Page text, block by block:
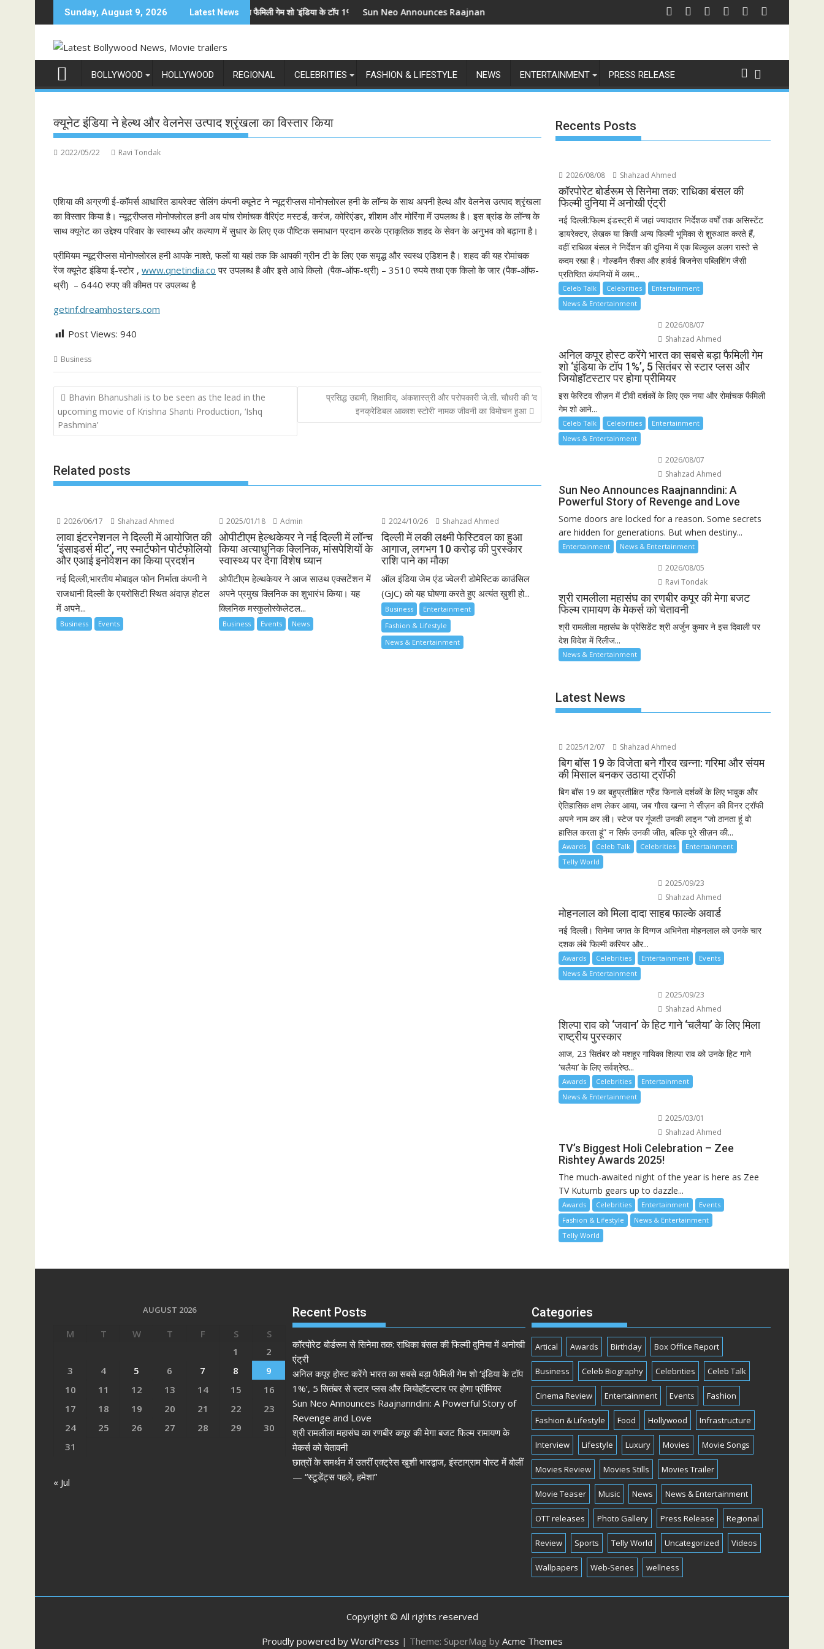
to
Sunday, August 9, 2026 Latest News
दुनिया में अनोखी एंट्री अनिल कपूर होस्ट करेंगे भारत का सबसे बड़ा फैमिली गेम शो 'इंडिया के टॉप 1%', 5 सितंबर से स्टार प्लस और जियोहॉटस्टार पर होगा प्रीमियर
Sun Neo Announces Raajnanndini: A Powerful Story of Revenge and Loveश्री रामलीला महासंघ का रणबीर कपूर की मेगा बजट फिल्म रामायण के मेकर्स को चेतावनी
BOLLYWOOD HOLLYWOOD REGIONAL CELEBRITIES FASHION & LIFESTYLE NEWS ENTERTAINMENT PRESS RELEASE
क्यूनेट इंडिया ने हेल्थ और वेलनेस उत्पाद श्रृंखला का विस्तार किया
2022/05/22 Ravi Tondak
एशिया की अग्रणी ई-कॉमर्स आधारित डायरेक्ट सेलिंग कंपनी क्यूनेट ने न्यूट्रीप्लस मोनोफ्लोरल हनी के लॉन्च के साथ अपनी हेल्थ और वेलनेस उत्पाद श्रृंखला
का विस्तार किया है। न्यूट्रीप्लस मोनोफ्लोरल हनी अब पांच रोमांचक वैरिएंट मस्टर्ड, करंज, कोरिएंडर, शीशम और मोरिंगा में उपलब्ध है। इस ब्रांड के लॉन्च के
साथ क्यूनेट का उद्देश्य परिवार के स्वास्थ्य और कल्याण में सुधार के लिए एक पौष्टिक समाधान प्रदान करके प्राकृतिक शहद के सेवन के अनुभव को बढ़ाना है।
प्रीमियम न्यूट्रीप्लस मोनोफ्लोरल हनी आपके नाश्ते, फलों या यहां तक कि आपकी ग्रीन टी के लिए एक समृद्ध और स्वस्थ एडिशन है। शहद की यह रोमांचक
रेंज क्यूनेट इंडिया ई-स्टोर , www.qnetindia.co पर उपलब्ध है और इसे आधे किलो (पैक-ऑफ-थ्री) – 3510 रुपये तथा एक किलो के जार (पैक-ऑफ-
थ्री) – 6440 रुपए की कीमत पर उपलब्ध है
getinf.dreamhosters.com
Post Views: 940
Business
Post
navigation
Bhavin Bhanushali is to be seen as the lead in the
upcoming movie of Krishna Shanti Production, ‘Ishq
Pashmina’
प्रसिद्ध उद्यमी, शिक्षाविद्, अंकशास्त्री और परोपकारी जे.सी. चौधरी की ‘द
इनक्रेडिबल आकाश स्टोरी’ नामक जीवनी का विमोचन हुआ
Related posts
2026/06/17 Shahzad Ahmed
लावा इंटरनेशनल ने दिल्ली में आयोजित की
‘इंसाइडर्स मीट’, नए स्मार्टफोन पोर्टफोलियो
और एआई इनोवेशन का किया प्रदर्शन
नई दिल्ली,भारतीय मोबाइल फोन निर्माता कंपनी ने
राजधानी दिल्ली के एयरोसिटी स्थित अंदाज़ होटल
में अपने...
Business Events
2025/01/18 Admin
ओपीटीएम हेल्थकेयर ने नई दिल्ली में लॉन्च
किया अत्याधुनिक क्लिनिक, मांसपेशियों के
स्वास्थ्य पर देगा विशेष ध्यान
ओपीटीएम हेल्थकेयर ने आज साउथ एक्सटेंशन में
अपने प्रमुख क्लिनिक का शुभारंभ किया। यह
क्लिनिक मस्कुलोस्केलेटल...
Business Events News
2024/10/26 Shahzad Ahmed
दिल्ली में लकी लक्ष्मी फेस्टिवल का हुआ
आगाज, लगभग 10 करोड़ की पुरस्कार
राशि पाने का मौका
ऑल इंडिया जेम एंड ज्वेलरी डोमेस्टिक काउंसिल
(GJC) को यह घोषणा करते हुए अत्यंत ख़ुशी हो...
Business
Entertainment
Fashion & Lifestyle
News & Entertainment
Recents Posts
2026/08/08 Shahzad Ahmed
कॉरपोरेट बोर्डरूम से सिनेमा तक: राधिका बंसल की
फिल्मी दुनिया में अनोखी एंट्री
नई दिल्ली:फिल्म इंडस्ट्री में जहां ज्यादातर निर्देशक वर्षों तक असिस्टेंट
डायरेक्टर, लेखक या किसी अन्य फिल्मी भूमिका से शुरुआत करते हैं,
वहीं राधिका बंसल ने निर्देशन की दुनिया में एक बिल्कुल अलग रास्ते से
कदम रखा है। गोल्डमैन सैक्स और हार्वर्ड बिजनेस पब्लिशिंग जैसी
प्रतिष्ठित कंपनियों में काम...
Celeb Talk Celebrities
Entertainment
News & Entertainment
2026/08/07
Shahzad Ahmed
अनिल कपूर होस्ट करेंगे भारत का सबसे बड़ा फैमिली गेम
शो ‘इंडिया के टॉप 1%’, 5 सितंबर से स्टार प्लस और
जियोहॉटस्टार पर होगा प्रीमियर
इस फेस्टिव सीज़न में टीवी दर्शकों के लिए एक नया और रोमांचक फैमिली
गेम शो आने...
Celeb Talk Celebrities
Entertainment
News & Entertainment
2026/08/07
Shahzad Ahmed
Sun Neo Announces Raajnanndini: A
Powerful Story of Revenge and Love
Some doors are locked for a reason. Some secrets
are hidden for generations. But when destiny...
Entertainment News & Entertainment
2026/08/05
Ravi Tondak
श्री रामलीला महासंघ का रणबीर कपूर की मेगा बजट
फिल्म रामायण के मेकर्स को चेतावनी
श्री रामलीला महासंघ के प्रेसिडेंट श्री अर्जुन कुमार ने इस दिवाली पर
देश विदेश में रिलीज...
News & Entertainment
Latest News
2025/12/07 Shahzad Ahmed
बिग बॉस 19 के विजेता बने गौरव खन्ना: गरिमा और संयम
की मिसाल बनकर उठाया ट्रॉफी
बिग बॉस 19 का बहुप्रतीक्षित ग्रैंड फिनाले दर्शकों के लिए भावुक और
ऐतिहासिक क्षण लेकर आया, जब गौरव खन्ना ने सीज़न की विनर ट्रॉफी
अपने नाम कर ली। स्टेज पर गूंजती उनकी लाइन “जो ठानता हूं वो
हासिल करता हूं” न सिर्फ उनकी जीत, बल्कि पूरे सीज़न की...
Awards Celeb Talk Celebrities
Entertainment
Telly World
2025/09/23
Shahzad Ahmed
मोहनलाल को मिला दादा साहब फाल्के अवार्ड
नई दिल्ली। सिनेमा जगत के दिग्गज अभिनेता मोहनलाल को उनके चार
दशक लंबे फिल्मी करियर और...
Awards Celebrities Entertainment
Events
News & Entertainment
2025/09/23
Shahzad Ahmed
शिल्पा राव को ‘जवान’ के हिट गाने ‘चलैया’ के लिए मिला
राष्ट्रीय पुरस्कार
आज, 23 सितंबर को मशहूर गायिका शिल्पा राव को उनके हिट गाने
‘चलैया’ के लिए सर्वश्रेष्ठ...
Awards Celebrities
Entertainment
News & Entertainment
2025/03/01
Shahzad Ahmed
TV’s Biggest Holi Celebration – Zee
Rishtey Awards 2025!
The much-awaited night of the year is here as Zee
TV Kutumb gears up to dazzle...
Awards Celebrities Entertainment
Events
Fashion & Lifestyle
News & Entertainment
Telly World
AUGUST 2026
M T W T F S
S
1
2
3
4 5 6 7 8
9
10
11 12 13 14 15
16
17
18 19 20 21 22
23
24
25 26 27 28 29
30
31
« Jul
Recent Posts
कॉरपोरेट बोर्डरूम से सिनेमा तक: राधिका बंसल की फिल्मी दुनिया में अनोखी
एंट्री
अनिल कपूर होस्ट करेंगे भारत का सबसे बड़ा फैमिली गेम शो ‘इंडिया के टॉप
1%’, 5 सितंबर से स्टार प्लस और जियोहॉटस्टार पर होगा प्रीमियर
Sun Neo Announces Raajnanndini: A Powerful Story of
Revenge and Love
श्री रामलीला महासंघ का रणबीर कपूर की मेगा बजट फिल्म रामायण के
मेकर्स को चेतावनी
छात्रों के समर्थन में उतरीं एक्ट्रेस खुशी भारद्वाज, इंस्टाग्राम पोस्ट में बोलीं
— “स्टूडेंट्स पहले, हमेशा”
Categories
Artical Awards Birthday Box Office Report
Business Celeb Biography Celebrities Celeb Talk
Cinema Review Entertainment Events Fashion
Fashion & Lifestyle Food Hollywood Infrastructure
Interview Lifestyle Luxury Movies Movie Songs
Movies Review Movies Stills Movies Trailer
Movie Teaser Music News News & Entertainment
OTT releases Photo Gallery Press Release Regional
Review Sports Telly World Uncategorized Videos
Wallpapers Web-Series wellness
Copyright © All rights reserved
Proudly powered by WordPress | Theme: SuperMag by Acme Themes